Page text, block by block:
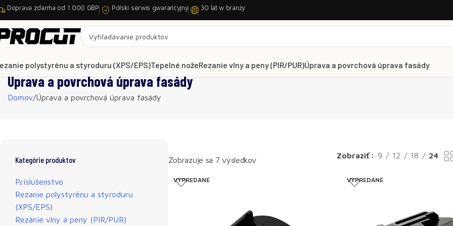
Doprava zdarma od 1 000 GBP Polski serwis gwarancyjny 30 lat w branży
polystyrénu a styroduru (XPS/EPS)Tepelné nožeRezanie vlny a peny (PIR/PUR)Úprava a povrchová úprava fasády
Úprava a povrchová úprava fasády
Domov Úprava a povrchová úprava fasády
Kategórie produktov
Príslušenstvo
Rezanie polystyrénu a styroduru
(XPS/EPS)
Rezanie vlny a peny (PIR/PUR)
Zobrazuje sa 7 výsledkov Zobraziť 9 12 18 24
VYPREDANÉ VYPREDANÉ